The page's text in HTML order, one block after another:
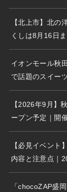
【北上市】北の
くしは8月16日
イオンモール秋
で話題のスイー
【2026年9月】
ープン予定｜開
【必見イベント
内容と注意点｜
「chocoZAP盛